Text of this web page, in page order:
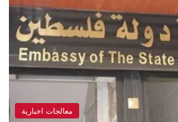
معالجات اخبارية